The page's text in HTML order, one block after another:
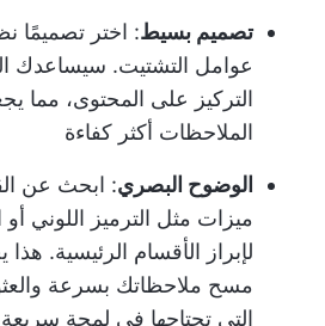
تصميم بسيط: اختر تصميمًا
عوامل التشتيت. سيساعدك
التركيز على المحتوى، مما
الملاحظات أكثر كفاءة
الوضوح البصري: ابحث عن
ميزات مثل الترميز اللوني أو
لإبراز الأقسام الرئيسية.
مسح ملاحظاتك بسرعة
التي تحتاجها في لمحة سريعة